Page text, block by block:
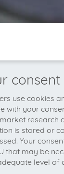
consent
use cookies
with your
research
is stored or
Your
that may be
level of